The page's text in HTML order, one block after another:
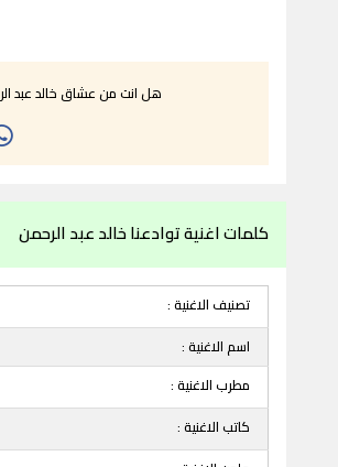
هل انت من عشاق خالد عبد
كلمات اغنية توادعنا خالد عبد الرحمن
تصنيف الاغنية :
اسم الاغنية :
مطرب الاغنية :
كاتب الاغنية :